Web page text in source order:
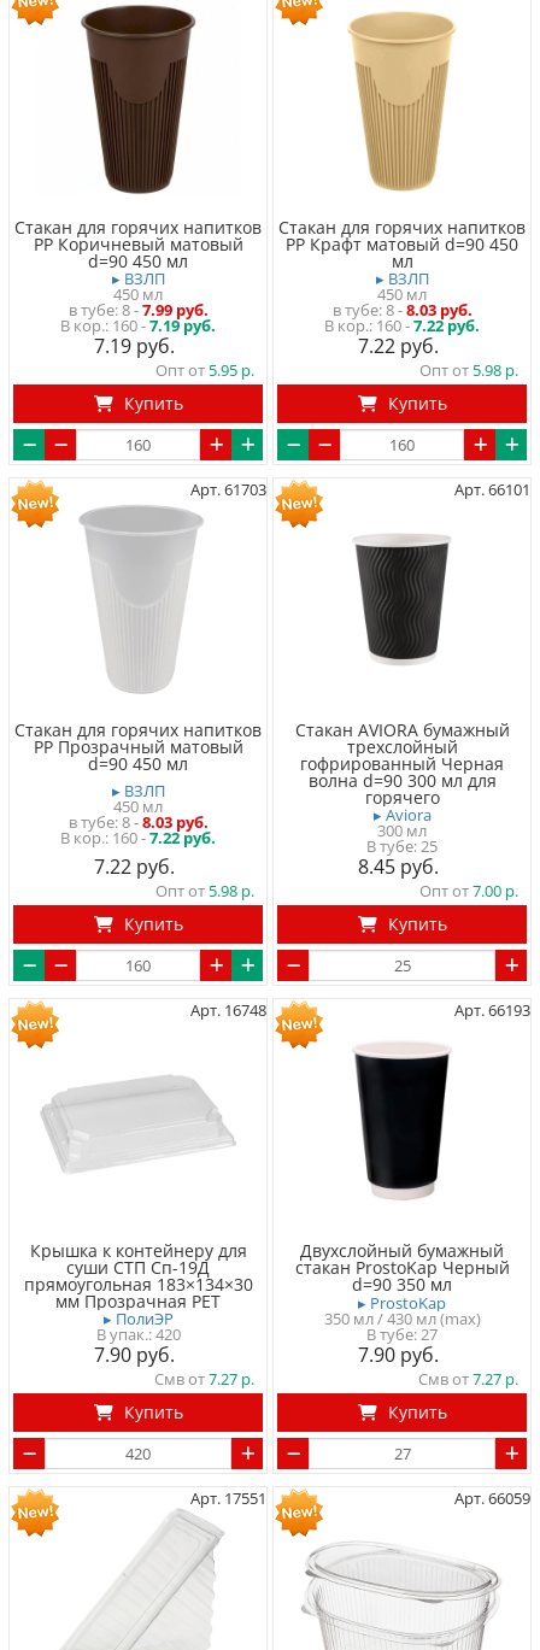
Стакан для горячих напитков
PP Коричневый матовый
d=90 450 мл
▸ ВЗЛП
450 мл
в тубе 8-7.99 руб.
160 -7.19 руб.
7.19
Опт от 5.95
Купить
Стакан для горячих напитков
PP Крафт матовый d=90 450
мл
▸ ВЗЛП
450 мл
в тубе 8-8.03 руб.
160 -7.22 руб.
7.22
Опт от 5.98
Купить
Арт. 61703
Стакан для горячих напитков
PP Прозрачный матовый
d=90 450 мл
▸ ВЗЛП
450 мл
в тубе 8-8.03 руб.
160 -7.22 руб.
7.22
Опт от 5.98
Купить
Арт. 66101
Стакан AVIORA бумажный
трехслойный
гофрированный Черная
волна d=90 300 мл для
горячего
▸ Aviora
300 мл
В тубе 25
8.45
Опт от7.00
Купить
Арт. 16748
Крышка к контейнеру для
суши СТП Сп-19Д
прямоугольная 183×134×30
мм Прозрачная PET
▸ ПолиЭР
420
7.90
Смв от7.27
Купить
Арт. 66193
Двухслойный бумажный
стакан ProstoKap Черный
d=90 350 мл
▸ ProstoKap
350 мл / 430 мл (max)
В тубе 27
7.90
Смв от7.27
Купить
Арт. 17551 Арт. 66059